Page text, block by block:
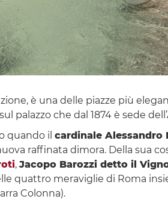
è una delle piazze più
palazzo che dal 1874 è sede
quando il cardinale Alessandro
raffinata dimora. Della sua
, Jacopo Barozzi detto il
quattro meraviglie di Roma
Colonna).